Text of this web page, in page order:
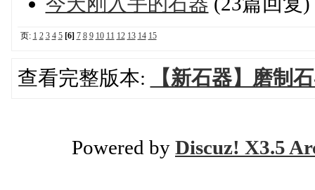
页: 1 2 3 4 5 [6] 7 8 9 10 11 12 13 14 15
查看完整版本: 【新石器】磨制
Powered by Discuz! X3.5